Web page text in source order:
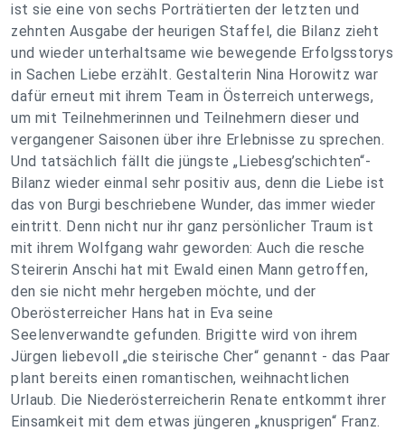
ist sie eine von sechs Porträtierten der letzten und
zehnten Ausgabe der heurigen Staffel, die Bilanz zieht
und wieder unterhaltsame wie bewegende Erfolgsstorys
in Sachen Liebe erzählt. Gestalterin Nina Horowitz war
dafür erneut mit ihrem Team in Österreich unterwegs,
um mit Teilnehmerinnen und Teilnehmern dieser und
vergangener Saisonen über ihre Erlebnisse zu sprechen.
Und tatsächlich fällt die jüngste „Liebesg’schichten“-
Bilanz wieder einmal sehr positiv aus, denn die Liebe ist
das von Burgi beschriebene Wunder, das immer wieder
eintritt. Denn nicht nur ihr ganz persönlicher Traum ist
mit ihrem Wolfgang wahr geworden: Auch die resche
Steirerin Anschi hat mit Ewald einen Mann getroffen,
den sie nicht mehr hergeben möchte, und der
Oberösterreicher Hans hat in Eva seine
Seelenverwandte gefunden. Brigitte wird von ihrem
Jürgen liebevoll „die steirische Cher“ genannt - das Paar
plant bereits einen romantischen, weihnachtlichen
Urlaub. Die Niederösterreicherin Renate entkommt ihrer
Einsamkeit mit dem etwas jüngeren „knusprigen“ Franz.